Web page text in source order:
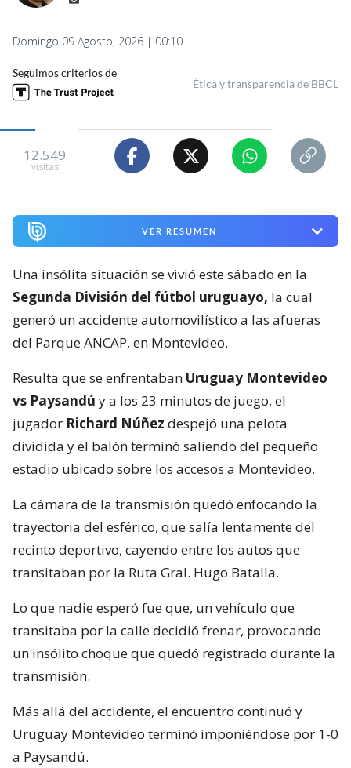
Domingo 09 Agosto, 2026 | 00:10
Seguimos criterios de
Ética y transparencia de BBCL
12.549
visitas
VER RESUMEN
Una insólita situación se vivió este sábado en la
Segunda División del fútbol uruguayo, la cual
generó un accidente automovilístico a las afueras
del Parque ANCAP, en Montevideo.
Resulta que se enfrentaban Uruguay Montevideo
vs Paysandú y a los 23 minutos de juego, el
jugador Richard Núñez despejó una pelota
dividida y el balón terminó saliendo del pequeño
estadio ubicado sobre los accesos a Montevideo.
La cámara de la transmisión quedó enfocando la
trayectoria del esférico, que salía lentamente del
recinto deportivo, cayendo entre los autos que
transitaban por la Ruta Gral. Hugo Batalla.
Lo que nadie esperó fue que, un vehículo que
transitaba por la calle decidió frenar, provocando
un insólito choque que quedó registrado durante la
transmisión.
Más allá del accidente, el encuentro continuó y
Uruguay Montevideo terminó imponiéndose por 1-0
a Paysandú.